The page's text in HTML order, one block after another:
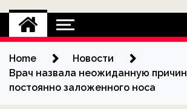
Home
Новости
Врач назвала неожиданную
постоянно заложенного носа